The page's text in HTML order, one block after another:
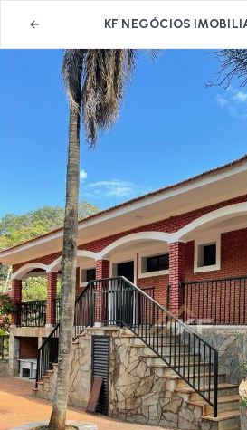
KF NEGÓCIOS